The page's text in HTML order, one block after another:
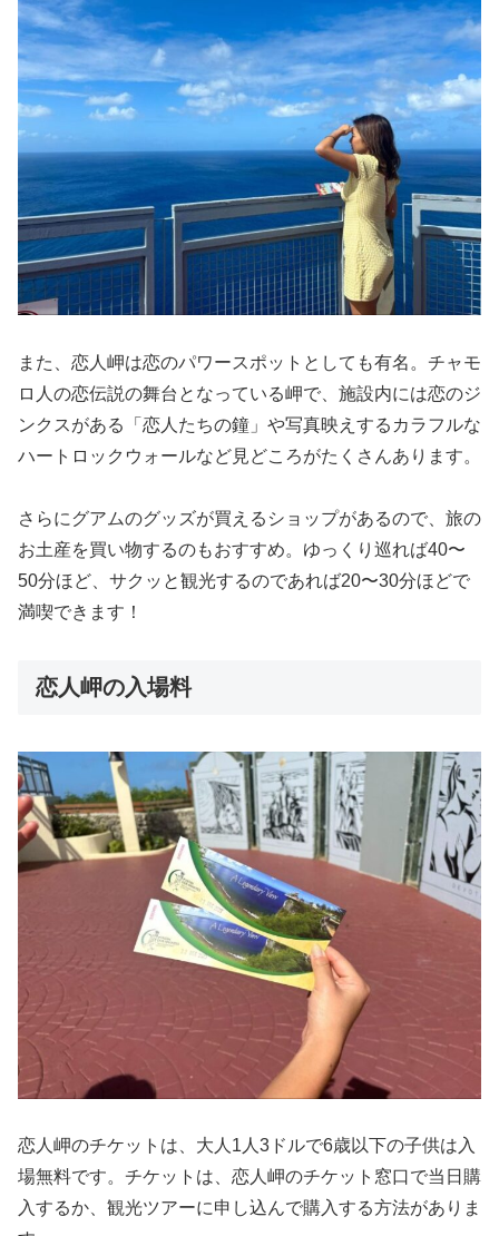
また、恋人岬は恋のパワースポットとしても有名。チャモ
ロ人の恋伝説の舞台となっている岬で、施設内には恋のジ
ンクスがある「恋人たちの鐘」や写真映えするカラフルな
ハートロックウォールなど見どころがたくさんあります。
さらにグアムのグッズが買えるショップがあるので、旅の
お土産を買い物するのもおすすめ。ゆっくり巡れば40〜
50分ほど、サクッと観光するのであれば20〜30分ほどで
満喫できます！
恋人岬の入場料
恋人岬のチケットは、大人1人3ドルで6歳以下の子供は入
場無料です。チケットは、恋人岬のチケット窓口で当日購
入するか、観光ツアーに申し込んで購入する方法がありま